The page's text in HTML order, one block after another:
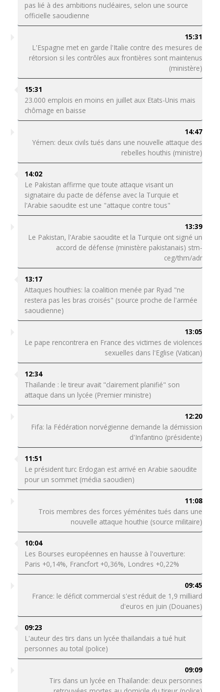
pas lié à des ambitions nucléaires, selon une source
officielle saoudienne
15:31
L'Espagne met en garde l'Italie contre des mesures de
rétorsion si les contrôles aux frontières sont maintenus
(ministère)
15:31
23.000 emplois en moins en juillet aux Etats-Unis mais
chômage en baisse
14:47
Yémen: deux civils tués dans une nouvelle attaque des
rebelles houthis (ministre)
14:02
Le Pakistan affirme que toute attaque visant un
signataire du pacte de défense avec la Turquie et
l'Arabie saoudite est une "attaque contre tous"
13:39
Le Pakistan, l'Arabie saoudite et la Turquie ont signé un
accord de défense (ministère pakistanais) stm-
ceg/thm/adr
13:17
Attaques houthies: la coalition menée par Ryad "ne
restera pas les bras croisés" (source proche de l'armée
saoudienne)
13:05
Le pape rencontrera en France des victimes de violences
sexuelles dans l'Eglise (Vatican)
12:34
Thaïlande : le tireur avait "clairement planifié" son
attaque dans un lycée (Premier ministre)
12:20
Fifa: la Fédération norvégienne demande la démission
d'Infantino (présidente)
11:51
Le président turc Erdogan est arrivé en Arabie saoudite
pour un sommet (média saoudien)
11:08
Trois membres des forces yéménites tués dans une
nouvelle attaque houthie (source militaire)
10:04
Les Bourses européennes en hausse à l'ouverture:
Paris +0,14%, Francfort +0,36%, Londres +0,22%
09:45
France: le déficit commercial s'est réduit de 1,9 milliard
d'euros en juin (Douanes)
09:23
L'auteur des tirs dans un lycée thaïlandais a tué huit
personnes au total (police)
09:09
Tirs dans un lycée en Thaïlande: deux personnes